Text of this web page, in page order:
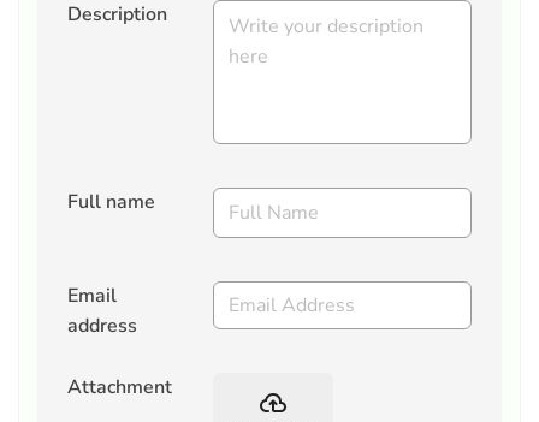
Description
Full name
Email
address
Attachment backup